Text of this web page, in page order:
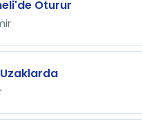
Oturur
Uzaklarda